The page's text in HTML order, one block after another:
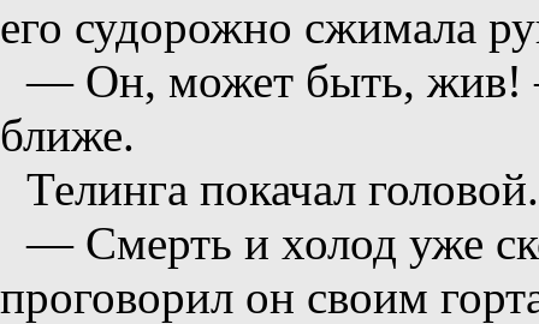
его судорожно сжимала
— Он, может быть, жив!
ближе.
Телинга покачал головой.
— Смерть и холод уже
проговорил он своим